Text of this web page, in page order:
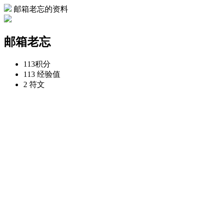
邮箱老忘的资料
邮箱老忘
113积分
113 经验值
2 符文